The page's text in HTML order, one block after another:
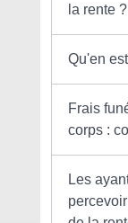
la rente ?
Qu'en
Frais
corps :
Les